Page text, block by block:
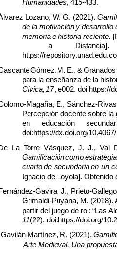
Humanidades, 415-433.
Lozano, W. G. (2021).
de la motivación y desarrollo
memoria e historia reciente.
a
Distancia].
https://
Gómez, M. E., & Granados
para la enseñanza de la
Cívica, 17, e002. doi:https://
Magaña, E., Sánchez-
Percepción docente sobre
en
educación
doi:https://dx.doi.org/
De  La  Torre  Vásquez,  J.  J.,  Val
Gamificacióncomo estrategia
cuarto de secundaria en un
Ignacio de Loyola].
Fernández-Gavira, J., Prieto-
Grimaldi-Puyana, M. (2018).
partir del juego de rol: “Las
11(22). doi:https://doi.org/
Gavilán Martínez, R. (2021).
Arte Medieval. Una